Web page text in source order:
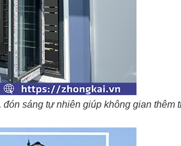
sáng tự nhiên giúp không gian thêm